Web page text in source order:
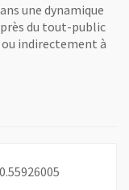
une dynamique
du tout-public
indirectement à